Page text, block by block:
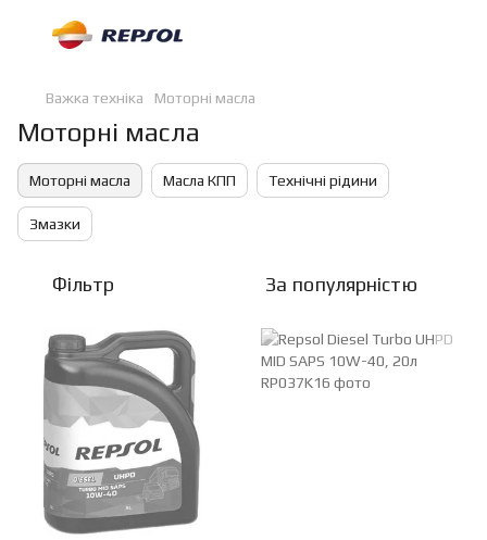
Важка техніка Моторні масла
Моторні масла
Моторні масла Масла КПП Технічні рідини
Змазки
Фільтр За популярністю